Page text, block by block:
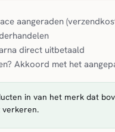
aangeraden
direct uitbetaald
Akkoord met het
in van het merk dat
verkeren.